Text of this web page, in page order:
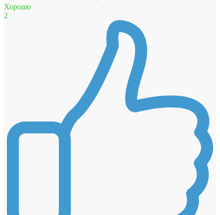
Хорошо
2